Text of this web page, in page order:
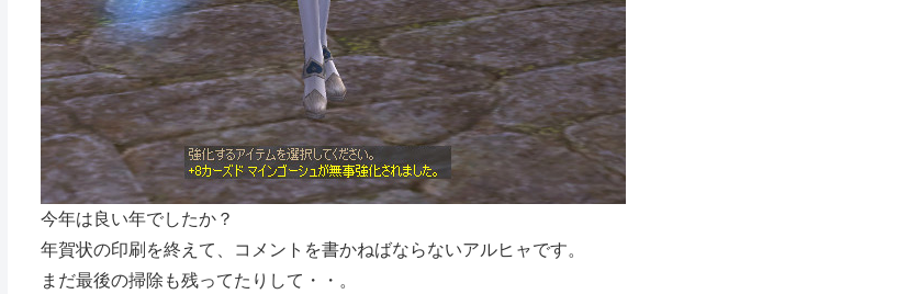
今年は良い年でしたか？
年賀状の印刷を終えて、コメントを書かねばならないアルヒャです。
まだ最後の掃除も残ってたりして・・。